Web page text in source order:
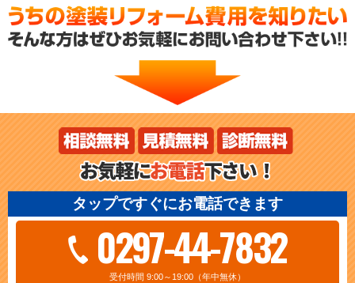
タップですぐにお電話できます
0297-44-7832
受付時間 9:00～19:00（年中無休）